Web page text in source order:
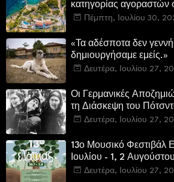
κατηγορίας αγοραστών
πολυτελών κατοικιών
Πέμπτη, Ιουλίου 30,
«Τα αδέσποτα δεν
δημιουργήσαμε εμείς.»
Δευτέρα, Ιουλίου 27,
Οι Γερμανικές
τη Διάσκεψη του
Δευτέρα, Ιουλίου 27,
13ο Μουσικό Φεστιβάλ
Ιουλίου - 1, 2
Δευτέρα, Ιουλίου 27,